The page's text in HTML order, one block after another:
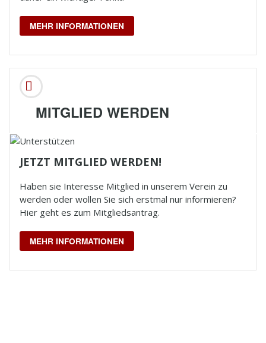
MEHR INFORMATIONEN
MITGLIED WERDEN
JETZT MITGLIED WERDEN!
Haben sie Interesse Mitglied in unserem Verein zu
werden oder wollen Sie sich erstmal nur informieren?
Hier geht es zum Mitgliedsantrag.
MEHR INFORMATIONEN